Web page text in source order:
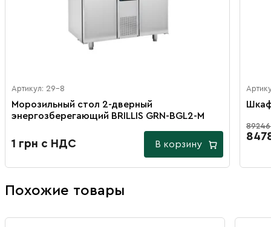
Артикул: 29-8
Морозильный стол 2-дверный
энергозберегающий BRILLIS GRN-BGL2-M
1 грн с НДС В корзину
Шкаф
Похожие товары